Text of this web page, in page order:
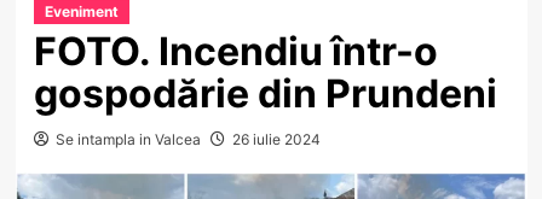
Eveniment
FOTO. Incendiu într-o
gospodărie din Prundeni
Se intampla in Valcea 26 iulie 2024